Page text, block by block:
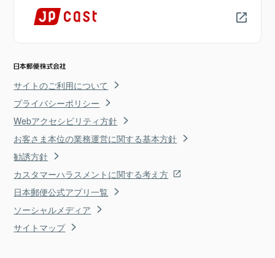
サイトのご利用について
プライバシーポリシー
Webアクセシビリティ方針
お客さま本位の業務運営に関する基本方針
勧誘方針
カスタマーハラスメントに関する考え方
日本郵便公式アプリ一覧
ソーシャルメディア
サイトマップ